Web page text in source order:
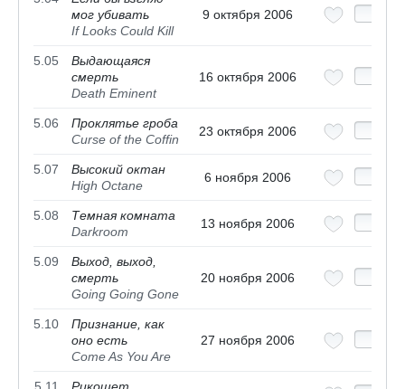
мог убивать
If Looks Could Kill
9 октября 2006
5.05
Выдающаяся
смерть
Death Eminent
16 октября 2006
5.06
Проклятье гроба
Curse of the Coffin
23 октября 2006
5.07
Высокий октан
High Octane
6 ноября 2006
5.08
Темная комната
Darkroom
13 ноября 2006
5.09
Выход, выход,
смерть
Going Going Gone
20 ноября 2006
5.10
Признание, как
оно есть
Come As You Are
27 ноября 2006